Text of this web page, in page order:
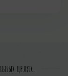
целях.